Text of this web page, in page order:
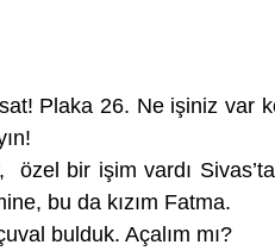
Plaka 26. Ne işiniz var
özel bir işim vardı
bu da kızım Fatma.
bulduk. Açalım mı?